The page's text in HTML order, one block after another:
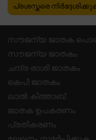
പ്രശസ്തരെ
സൗജന്യ ജാതക
സൗജന്യ ജാതകം
ചന്ദ്ര രാശി ജാതകം
കെപി ജാതകം
ലാൽ കിത്താബ്
ജാതക ഉപകരണം
പ്രതികരണം